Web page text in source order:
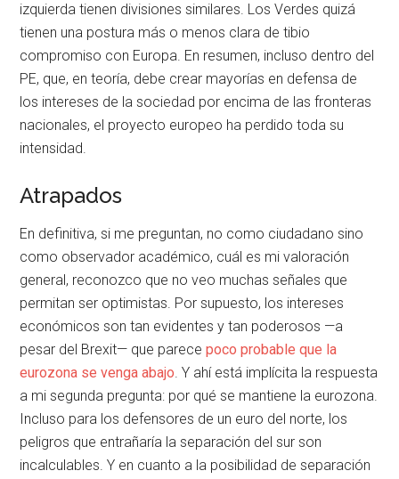
izquierda tienen divisiones similares. Los Verdes quizá
tienen una postura más o menos clara de tibio
compromiso con Europa. En resumen, incluso dentro del
PE, que, en teoría, debe crear mayorías en defensa de
los intereses de la sociedad por encima de las fronteras
nacionales, el proyecto europeo ha perdido toda su
intensidad.
Atrapados
En definitiva, si me preguntan, no como ciudadano sino
como observador académico, cuál es mi valoración
general, reconozco que no veo muchas señales que
permitan ser optimistas. Por supuesto, los intereses
económicos son tan evidentes y tan poderosos —a
pesar del Brexit— que parecepoco probable que la
eurozona se venga abajo. Y ahí está implícita la respuesta
a mi segunda pregunta: por qué se mantiene la eurozona.
Incluso para los defensores de un euro del norte, los
peligros que entrañaría la separación del sur son
incalculables. Y en cuanto a la posibilidad de separación